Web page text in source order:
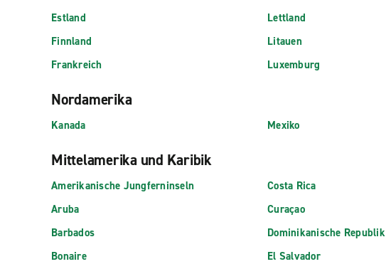
Estland
Finnland
Frankreich
Lettland
Litauen
Luxemburg
Nordamerika
Kanada Mexiko
Mittelamerika und Karibik
Amerikanische Jungferninseln
Aruba
Barbados
Bonaire
Costa Rica
Curaçao
Dominikanische Republik
El Salvador